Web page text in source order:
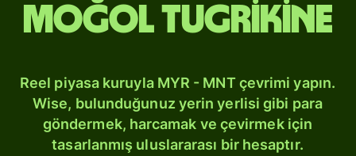
Moğol tugrikine
Reel piyasa kuruyla MYR - MNT çevrimi yapın.
Wise, bulunduğunuz yerin yerlisi gibi para
göndermek, harcamak ve çevirmek için
tasarlanmış uluslararası bir hesaptır.